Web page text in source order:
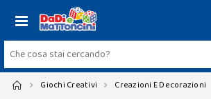
Giochi Creativi Creazioni E Decorazioni